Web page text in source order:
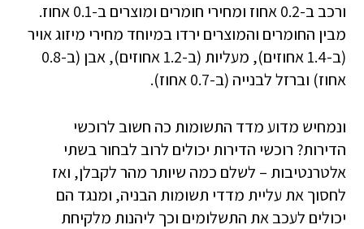
ורכב ב-0.2 אחוז ומחירי חומרים ומוצרים ב-0.1 אחוז.
מבין החומרים והמוצרים ירדו במיוחד מחירי מיזוג אויר
(ב-1.4 אחוזים), מעליות (ב-1.2 אחוזים), אבן (ב-0.8
אחוז) וברזל לבנייה (ב-0.7 אחוז).
ונמחיש מדוע מדד התשומות כה חשוב לרוכשי
הדירות? רוכשי הדירות יכולים לרוב לבחור בשתי
אלטרנטיבות – לשלם כמה שיותר מהר לקבלן, ואז
לחסוך את עליית מדדי תשומות הבניה, ומנגד הם
יכולים לעכב את התשלומים וכך ליהנות מלקיחת